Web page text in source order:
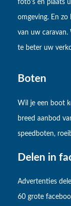
foto's en plaats
omgeving. En
van uw caravan.
te beter uw
Boten
Wil je een boot
breed aanbod
speedboten,
Delen in
Advertenties
60 grote